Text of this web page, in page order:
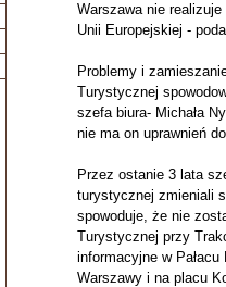
Warszawa nie
Unii Europejskiej -
Problemy i
Turystycznej
szefa biura- Michała
nie ma on uprawnień
Przez ostanie 3 lata
turystycznej zmieniali
spowoduje, że nie
Turystycznej przy
informacyjne w
Warszawy i na placu